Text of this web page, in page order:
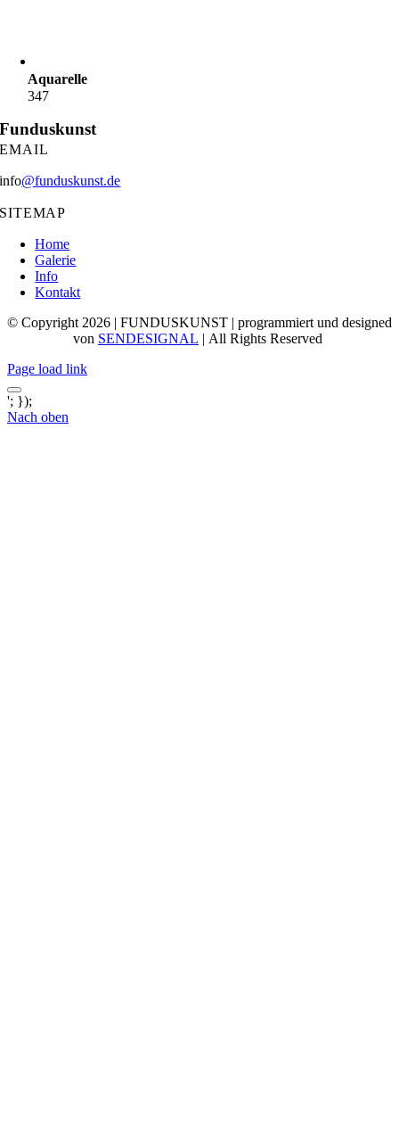
Aquarelle
347
Funduskunst
EMAIL
info@funduskunst.de
SITEMAP
Home
Galerie
Info
Kontakt
© Copyright 2026 | FUNDUSKUNST | programmiert und designed
von SENDESIGNAL | All Rights Reserved
Page load link
'; });
Nach oben